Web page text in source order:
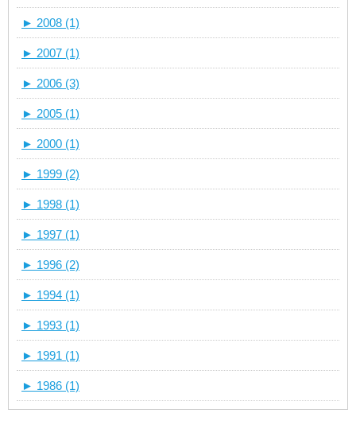
► 2008 (1)
► 2007 (1)
► 2006 (3)
► 2005 (1)
► 2000 (1)
► 1999 (2)
► 1998 (1)
► 1997 (1)
► 1996 (2)
► 1994 (1)
► 1993 (1)
► 1991 (1)
► 1986 (1)